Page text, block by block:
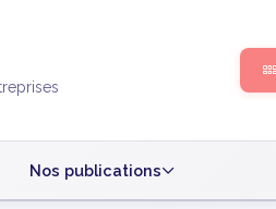
Nos publications